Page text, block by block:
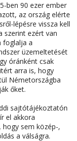
ben 90 ezer ember
az ország elérte
lépésre vissza kell
szerint ezért van
foglalja a
üzemeltetését
óránként csak
arra is, hogy
Németországba
őket.
sajtótájékoztatón
el akkora
sem közép-,
a válságra.